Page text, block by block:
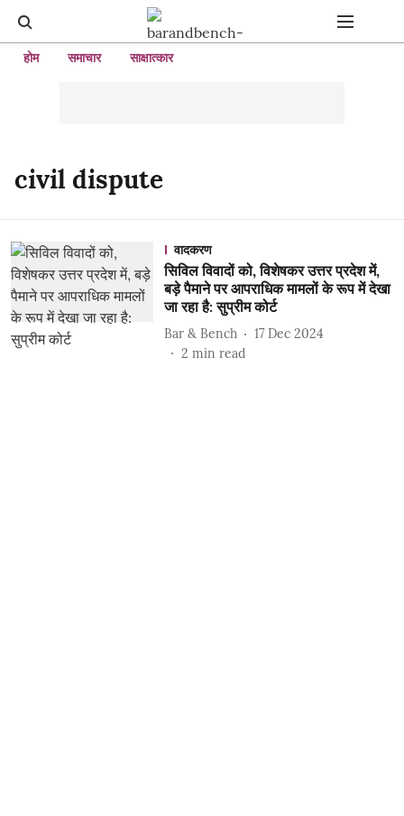
होम समाचार साक्षात्कार
civil dispute
वादकरण
सिविल विवादों को, विशेषकर उत्तर प्रदेश में,
बड़े पैमाने पर आपराधिक मामलों के रूप में देखा
जा रहा है: सुप्रीम कोर्ट
Bar & Bench
17 Dec 2024
2 min read